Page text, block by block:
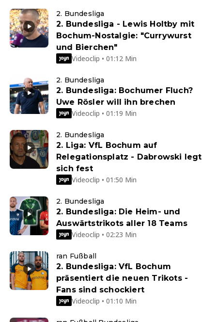
2. Bundesliga
2. Bundesliga - Lewis Holtby mit
Bochum-Nostalgie: "Currywurst
und Bierchen"
Videoclip • 01:12 Min
2. Bundesliga
2. Bundesliga: Bochumer Fluch?
Uwe Rösler will ihn brechen
Videoclip • 01:19 Min
2. Bundesliga
2. Liga: VfL Bochum auf
Relegationsplatz - Dabrowski legt
sich fest
Videoclip • 01:50 Min
2. Bundesliga
2. Bundesliga: Die Heim- und
Auswärtstrikots aller 18 Teams
Videoclip • 02:23 Min
ran Fußball
2. Bundesliga: VfL Bochum
präsentiert die neuen Trikots -
Fans sind schockiert
Videoclip • 01:10 Min